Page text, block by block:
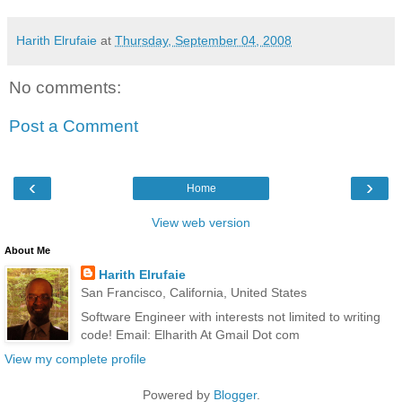
Harith Elrufaie at Thursday, September 04, 2008
No comments:
Post a Comment
‹ ›
Home
View web version
About Me
Harith Elrufaie
San Francisco, California, United States
Software Engineer with interests not limited to writing
code! Email: Elharith At Gmail Dot com
View my complete profile
Powered by Blogger.